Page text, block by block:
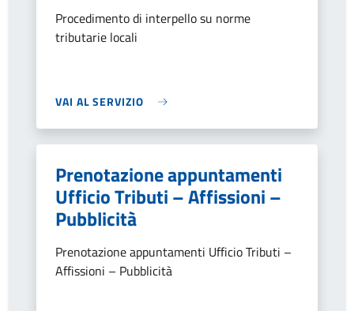
Procedimento di interpello su norme
tributarie locali
VAI AL SERVIZIO
Prenotazione appuntamenti
Ufficio Tributi – Affissioni –
Pubblicità
Prenotazione appuntamenti Ufficio Tributi –
Affissioni – Pubblicità